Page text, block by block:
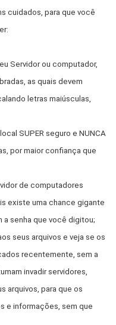
cuidados, para que você
Servidor ou computador,
as quais devem
letras maiúsculas,
SUPER seguro e NUNCA
por maior confiança que
de computadores
existe uma chance gigante
senha que você digitou;
seus arquivos e veja se os
recentemente, sem a
invadir servidores,
arquivos, para que os
e informações, sem que